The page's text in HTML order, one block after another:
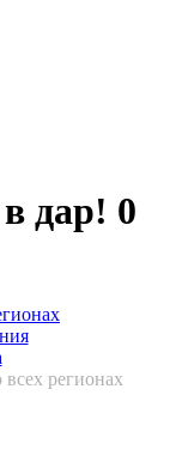
дар! 0
регионах